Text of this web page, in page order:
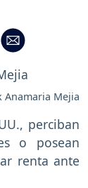
Anamaria Mejia
perciban
o posean
renta ante